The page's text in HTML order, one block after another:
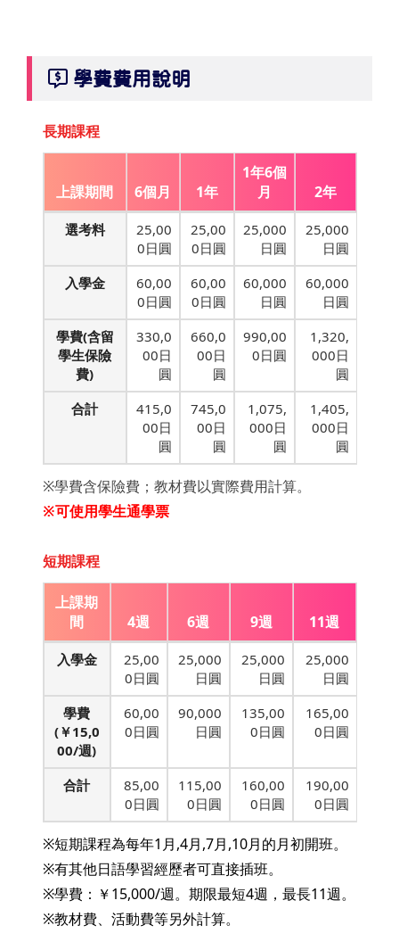
學費費用說明
長期課程
上課期間 6個月 1年
1年6個
月
2年
選考料
25,00
0日圓
25,00
0日圓
25,000
日圓
25,000
日圓
入學金
60,00
0日圓
60,00
0日圓
60,000
日圓
60,000
日圓
學費(含留
學生保險
費)
330,0
00日
圓
660,0
00日
圓
990,00
0日圓
1,320,
000日
圓
合計
415,0
00日
圓
745,0
00日
圓
1,075,
000日
圓
1,405,
000日
圓
※學費含保險費；教材費以實際費用計算。
※可使用學生通學票
短期課程
上課期
間
4週 6週 9週 11週
入學金
25,00
0日圓
25,000
日圓
25,000
日圓
25,000
日圓
學費
(￥15,0
00/週)
60,00
0日圓
90,000
日圓
135,00
0日圓
165,00
0日圓
合計
85,00
0日圓
115,00
0日圓
160,00
0日圓
190,00
0日圓
※短期課程為每年1月,4月,7月,10月的月初開班。
※有其他日語學習經歷者可直接插班。
※學費：￥15,000/週。期限最短4週，最長11週。
※教材費、活動費等另外計算。